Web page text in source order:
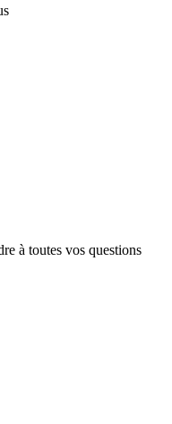
à toutes vos questions